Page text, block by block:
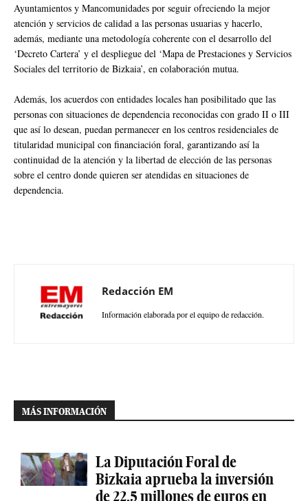
Ayuntamientos y Mancomunidades por seguir ofreciendo la mejor
atención y servicios de calidad a las personas usuarias y hacerlo,
además, mediante una metodología coherente con el desarrollo del
‘Decreto Cartera’ y el despliegue del ‘Mapa de Prestaciones y Servicios
Sociales del territorio de Bizkaia’, en colaboración mutua.
Además, los acuerdos con entidades locales han posibilitado que las
personas con situaciones de dependencia reconocidas con grado II o III
que así lo desean, puedan permanecer en los centros residenciales de
titularidad municipal con financiación foral, garantizando así la
continuidad de la atención y la libertad de elección de las personas
sobre el centro donde quieren ser atendidas en situaciones de
dependencia.
Redacción EM
Información elaborada por el equipo de redacción.
MÁS INFORMACIÓN
La Diputación Foral de
Bizkaia aprueba la inversión
de 22,5 millones de euros en